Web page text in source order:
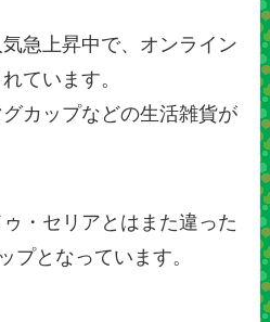
急上昇中で、オンライン
ています。
カップなどの生活雑貨が
・セリアとはまた違った
プとなっています。